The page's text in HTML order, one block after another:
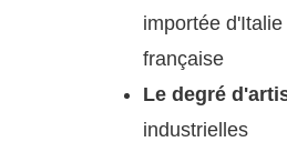
importée
française
Le degré
industrielles